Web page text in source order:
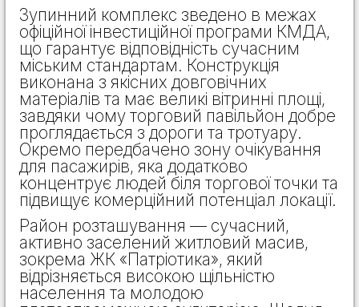
Зупинний комплекс зведено в межах
офіційної інвестиційної програми КМДА,
що гарантує відповідність сучасним
міським стандартам. Конструкція
виконана з якісних довговічних
матеріалів та має великі вітринні площі,
завдяки чому торговий павільйон добре
проглядається з дороги та тротуару.
Окремо передбачено зону очікування
для пасажирів, яка додатково
концентрує людей біля торгової точки та
підвищує комерційний потенціал локації.
Район розташування — сучасний,
активно заселений житловий масив,
зокрема ЖК «Патріотика», який
відрізняється високою щільністю
населення та молодою